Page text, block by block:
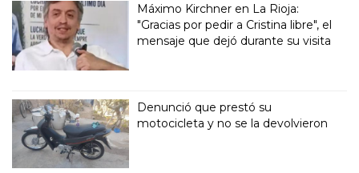
Máximo Kirchner en La Rioja:
"Gracias por pedir a Cristina libre", el
mensaje que dejó durante su visita
Denunció que prestó su
motocicleta y no se la devolvieron